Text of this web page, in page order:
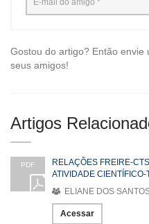
Gostou do artigo? Então envie
seus amigos!
Artigos
PDF
RELAÇÕES FREIRE-
ATIVIDADE
ELIANE DOS
Acessar